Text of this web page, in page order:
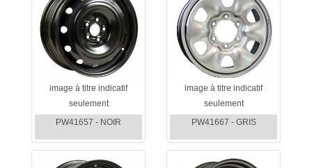
image à titre indicatif
seulement
PW41657 - NOIR
image à titre indicatif
seulement
PW41667 - GRIS